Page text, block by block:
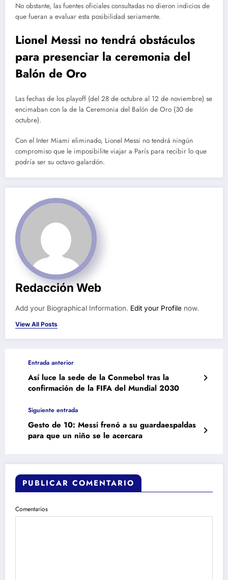
No obstante, las fuentes oficiales consultadas no dieron indicios de
que fueran a evaluar esta posibilidad seriamente.
Lionel Messi no tendrá obstáculos
para presenciar la ceremonia del
Balón de Oro
Las fechas de los playoff (del 28 de octubre al 12 de noviembre) se
encimaban con la de la Ceremonia del Balón de Oro (30 de
octubre).
Con el Inter Miami eliminado, Lionel Messi no tendrá ningún
compromiso que le imposibilite viajar a París para recibir lo que
podría ser su octavo galardón.
Redacción Web
Add your Biographical Information. Edit your Profile now.
View All Posts
Entrada anterior
Así luce la sede de la Conmebol tras la
confirmación de la FIFA del Mundial 2030
Siguiente entrada
Gesto de 10: Messi frenó a su guardaespaldas
para que un niño se le acercara
PUBLICAR COMENTARIO
Comentarios